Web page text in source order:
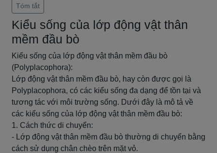
Tóm tắt
Kiểu sống của lớp động vật thân
mềm đầu bò
Kiểu sống của lớp động vật thân mềm đầu bò
(Polyplacophora):
Lớp động vật thân mềm đầu bò, hay còn được gọi là
Polyplacophora, có các kiểu sống đa dạng để tồn tại và
tương tác với môi trường sống. Dưới đây là mô tả về
các kiểu sống của lớp động vật thân mềm đầu bò:
1. Cách thức di chuyển:
- Lớp động vật thân mềm đầu bò thường di chuyển bằng
cách sử dụng chân chèo trên mặt vỏ.